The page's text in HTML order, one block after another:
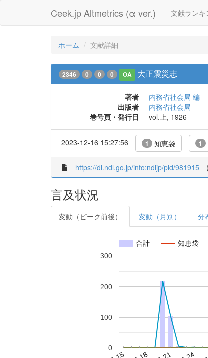
Ceek.jp Altmetrics (α ver.) 文献ランキ
ホーム 文献詳細
2346 0 0 0 OA 大正震災志
著者
内務省社会局 編
出版者
内務省社会局
巻号頁・発行日
vol.上, 1926
2023-12-16 15:27:56 1 知恵袋 1
https://dl.ndl.go.jp/info:ndljp/pid/981915 (
言及状況
変動（ピーク前後） 変動（月別） 分
合計 知恵袋
0
100
200
300